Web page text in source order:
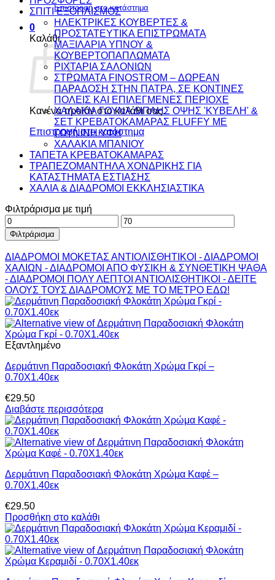
Επιστροφή στο κατάστημα
0
Καλάθι
Κανένα προϊόν στο καλάθι σας.
Επιστροφή στο κατάστημα
ΣΠΙΤΙ ΕΞΟΠΛΙΣΜΟΣ
ΗΛΕΚΤΡΙΚΕΣ ΚΟΥΒΕΡΤΕΣ &
ΠΡΟΣΤΑΤΕΥΤΙΚΑ ΕΠΙΣΤΡΩΜΑΤΑ
ΜΑΞΙΛΑΡΙΑ ΥΠΝΟΥ &
ΚΟΥΒΕΡΤΟΠΑΠΛΩΜΑΤΑ
ΡΙΧΤΑΡΙΑ ΣΑΛΟΝΙΩΝ
ΣΤΡΩΜΑΤΑ FINOSTROM – ΔΩΡΕΑΝ
ΠΑΡΑΔΟΣΗ ΣΤΗΝ ΠΑΤΡΑ, ΣΕ ΚΟΝΤΙΝΕΣ
ΠΟΛΕΙΣ ΚΑΙ ΕΠΙΛΕΓΜΕΝΕΣ ΠΕΡΙΟΧΕ
ΧΑΛΑΚΙΑ ΓΟΥΝΑ ΔΙΠΛΗΣ ΟΨΗΣ 'ΚΥΒΕΛΗ' &
ΣΕΤ ΚΡΕΒΑΤΟΚΑΜΑΡΑΣ FLUFFY ΜΕ
ΓΟΥΝΙΝΗ ΥΦΗ
ΧΑΛΑΚΙΑ ΜΠΑΝΙΟΥ
ΤΑΠΕΤΑ ΚΡΕΒΑΤΟΚΑΜΑΡΑΣ
ΤΡΑΠΕΖΟΜΑΝΤΗΛΑ ΧΟΝΔΡΙΚΗΣ ΓΙΑ
ΚΑΤΑΣΤΗΜΑΤΑ ΕΣΤΙΑΣΗΣ
ΧΑΛΙΑ & ΔΙΑΔΡΟΜΟΙ ΕΚΚΛΗΣΙΑΣΤΙΚΑ
Φιλτράρισμα με τιμή
Ελάχιστη
τιμή
Μέγιστη
τιμή
Φιλτράρισμα
ΔΙΑΔΡΟΜΟΙ ΜΟΚΕΤΑΣ ΑΝΤΙΟΛΙΣΘΗΤΙΚΟΙ - ΔΙΑΔΡΟΜΟΙ
ΧΑΛΙΩΝ - ΔΙΑΔΡΟΜΟΙ ΑΠΟ ΦΥΣΙΚΗ & ΣΥΝΘΕΤΙΚΗ ΨΑΘΑ
- ΔΙΑΔΡΟΜΟΙ ΠΟΛΥ ΛΕΠΤΟΙ ΑΝΤΙΟΛΙΣΘΗΤΙΚΟΙ - ΔΕΙΤΕ
ΟΛΟΥΣ ΤΟΥΣ ΔΙΑΔΡΟΜΟΥΣ ΜΕ ΤΟ ΜΕΤΡΟ ΕΔΩ!
Εξαντλημένο
Δερμάτινη Παραδοσιακή Φλοκάτη Χρώμα Γκρί –
0.70Χ1.40εκ
€29.50
Διαβάστε περισσότερα
Δερμάτινη Παραδοσιακή Φλοκάτη Χρώμα Καφέ –
0.70Χ1.40εκ
€29.50
Προσθήκη στο καλάθι